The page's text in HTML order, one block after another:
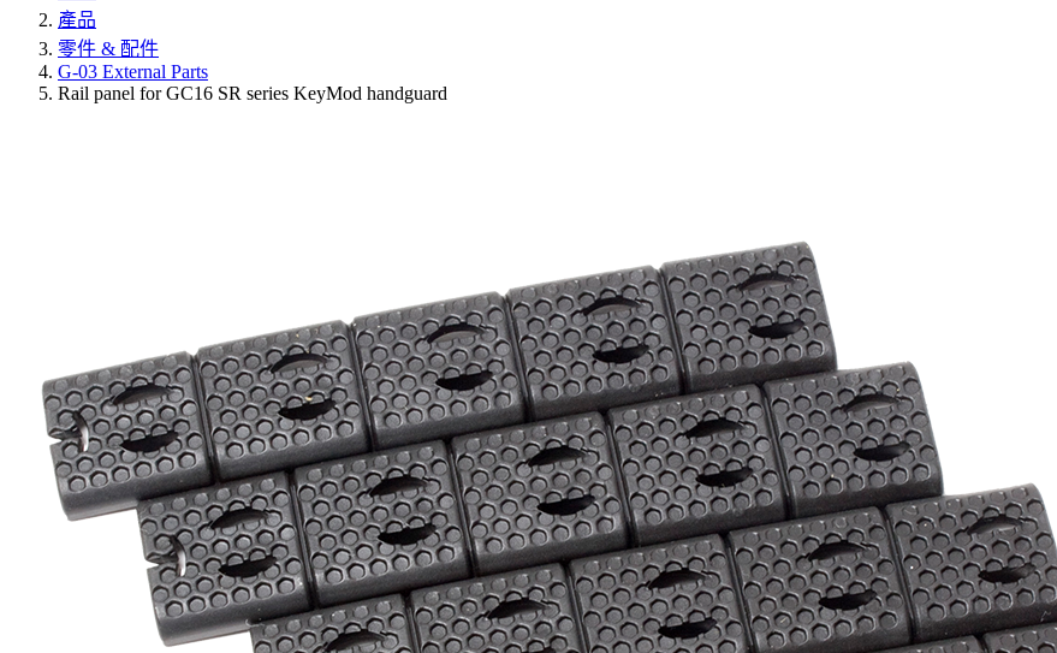
產品
零件 & 配件
G-03 External Parts
Rail panel for GC16 SR series KeyMod handguard